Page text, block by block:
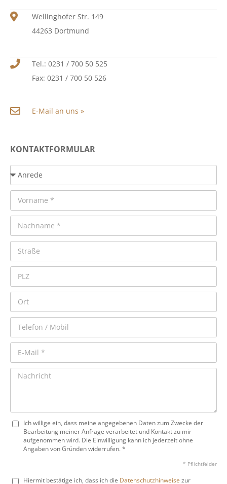
Wellinghofer Str. 149
44263 Dortmund
Tel.: 0231 / 700 50 525
Fax: 0231 / 700 50 526
E-Mail an uns »
KONTAKTFORMULAR
Ich willige ein, dass meine angegebenen Daten zum Zwecke der
Bearbeitung meiner Anfrage verarbeitet und Kontakt zu mir
aufgenommen wird. Die Einwilligung kann ich jederzeit ohne
Angaben von Gründen widerrufen. *
* Pflichtfelder
Hiermit bestätige ich, dass ich die Datenschutzhinweise zur